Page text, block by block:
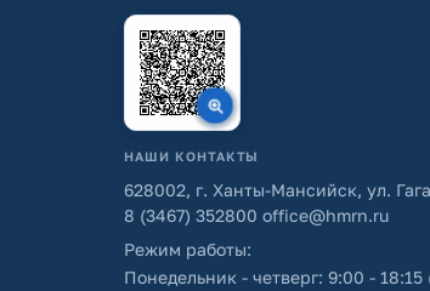
НАШИ КОНТАКТЫ
628002, г. Ханты-Мансийск, ул.
8 (3467) 352800 office@hmrn.ru
Режим работы:
Понедельник - четверг: 9:00 -